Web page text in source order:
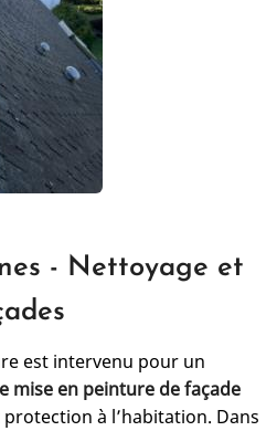
- Nettoyage et
est intervenu pour un
mise en peinture de façade
à l’habitation. Dans